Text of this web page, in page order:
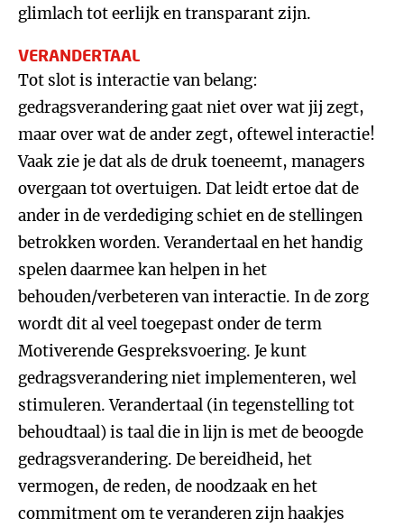
glimlach tot eerlijk en transparant zijn.
VERANDERTAAL
Tot slot is interactie van belang:
gedragsverandering gaat niet over wat jij zegt,
maar over wat de ander zegt, oftewel interactie!
Vaak zie je dat als de druk toeneemt, managers
overgaan tot overtuigen. Dat leidt ertoe dat de
ander in de verdediging schiet en de stellingen
betrokken worden. Verandertaal en het handig
spelen daarmee kan helpen in het
behouden/verbeteren van interactie. In de zorg
wordt dit al veel toegepast onder de term
Motiverende Gespreksvoering. Je kunt
gedragsverandering niet implementeren, wel
stimuleren. Verandertaal (in tegenstelling tot
behoudtaal) is taal die in lijn is met de beoogde
gedragsverandering. De bereidheid, het
vermogen, de reden, de noodzaak en het
commitment om te veranderen zijn haakjes